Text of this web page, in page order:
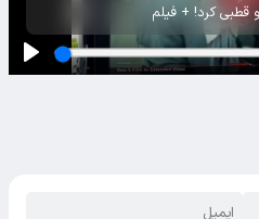
قطبی کرد! + فیلم